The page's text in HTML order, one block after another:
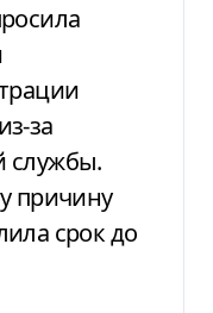
за
службы.
причину
срок до